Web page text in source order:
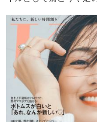
が変化することをユ